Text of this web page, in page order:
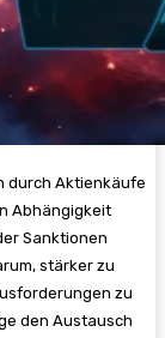
durch Aktienkäufe
Abhängigkeit
Sanktionen
stärker zu
zu
den Austausch